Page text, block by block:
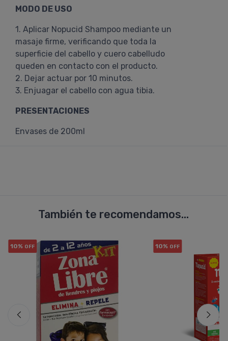
MODO DE USO
1. Aplicar Nopucid Shampoo mediante un
masaje firme, verificando que toda la
superficie del cabello y cuero cabelludo
queden en contacto con el producto.
2. Dejar actuar por 10 minutos.
3. Enjuagar el cabello con agua tibia.
PRESENTACIONES
Envases de 200ml
También te recomendamos...
10% OFF 10% OFF